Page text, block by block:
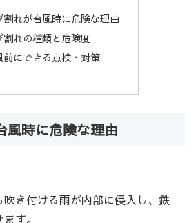
割れが台風時に危険な理由
割れの種類と危険度
前にできる点検・対策
風時に危険な理由
吹き付ける雨が内部に侵入し、鉄
す。